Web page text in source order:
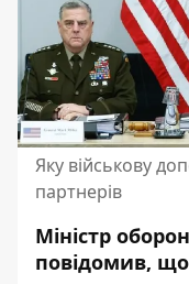
Яку військову
партнерів
Міністр
повідомив, що